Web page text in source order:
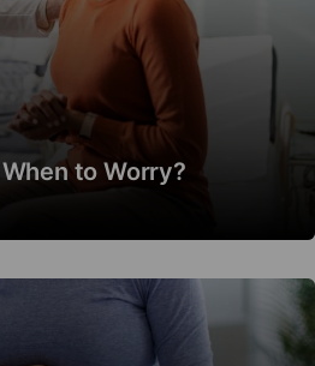
to Worry?